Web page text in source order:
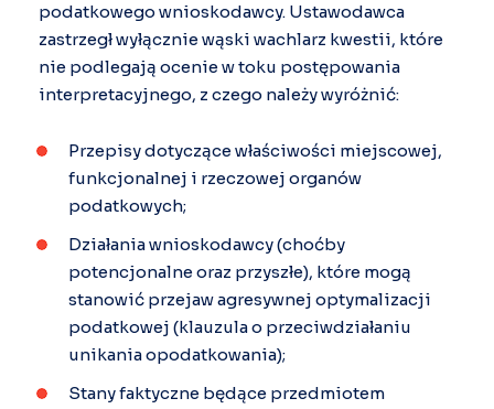
podatkowego wnioskodawcy. Ustawodawca
zastrzegł wyłącznie wąski wachlarz kwestii, które
nie podlegają ocenie w toku postępowania
interpretacyjnego, z czego należy wyróżnić:
Przepisy dotyczące właściwości miejscowej,
funkcjonalnej i rzeczowej organów
podatkowych;
Działania wnioskodawcy (choćby
potencjonalne oraz przyszłe), które mogą
stanowić przejaw agresywnej optymalizacji
podatkowej (klauzula o przeciwdziałaniu
unikania opodatkowania);
Stany faktyczne będące przedmiotem